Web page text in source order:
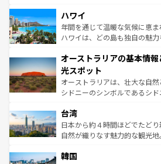
着のスイス情報は
のような巨大都市は、観光、シ
ンメントが詰まった刺激的な
西部には大自然が広がり、グ
部のニューオーリンズでは、音
文化が魅力。旅行者はアメリカ
しみながら、その多様性と豊か
るだろう。車でのロードトリッ
情報は
ハワイ
年間を通じて温暖な気候に恵
ハワイは、どの島も独自の魅
ワイ島は見逃せない。また、
島だが、静かな自然を求めるな
おすすめ。エメラルドグリーン
文化や歴史が息づいている。
人々、おいしいローカルフード
ク、伝統的なフラダンスなど
っている。訪れるたびに新しい
はコンテンツ一覧
オーストラリアの基本情
光スポット
オーストラリアは、壮大な自然
シドニーのシンボルであるシ
リアリーフや大陸中央部にそび
ク）、タスマニアの美しい原
ど、見どころがたくさん。ま
いる。アクティビティも充実し
台湾
日本から約４時間ほどでたど
自然が織りなす魅力的な観光
ン）、静ひつな山岳地帯である
韓国